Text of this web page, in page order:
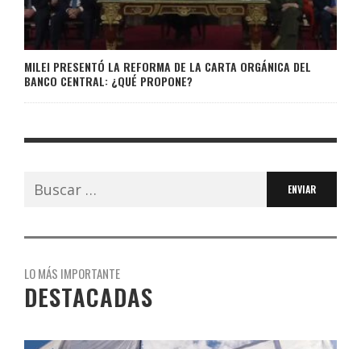
MILEI PRESENTÓ LA REFORMA DE LA CARTA ORGÁNICA DEL
BANCO CENTRAL: ¿QUÉ PROPONE?
Buscar:
LO MÁS IMPORTANTE
DESTACADAS